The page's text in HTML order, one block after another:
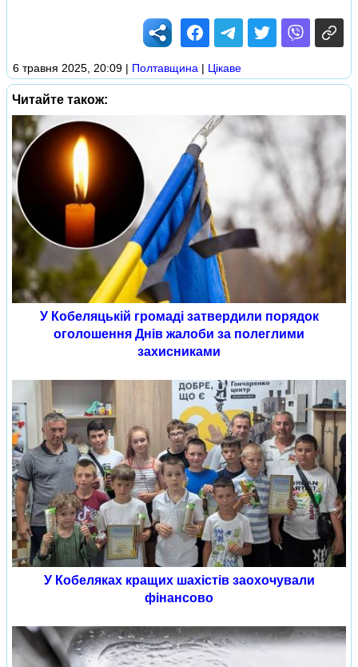
6 травня 2025, 20:09 | Полтавщина | Цікаве
Читайте також:
У Кобеляцькій громаді затвердили порядок
оголошення Днів жалоби за полеглими
захисниками
У Кобеляках кращих шахістів заохочували
фінансово